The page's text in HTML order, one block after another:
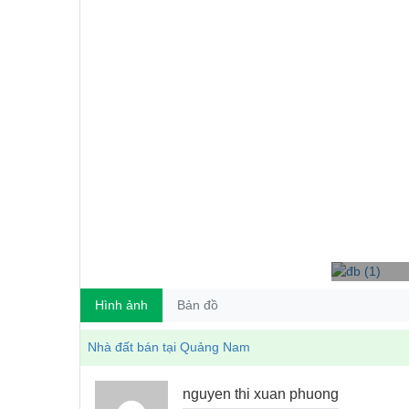
Hình ảnh Bản đồ
Nhà đất bán tại Quảng Nam
nguyen thi xuan phuong